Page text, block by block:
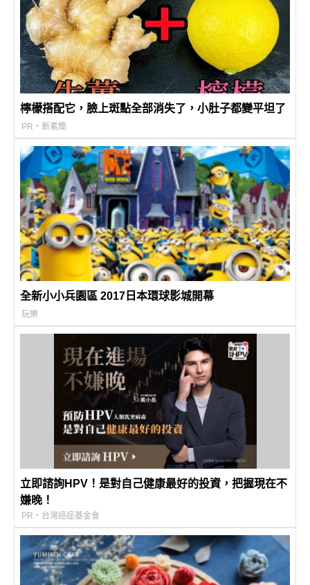
檸檬搭配它，臉上斑點全部消失了，小肚子都變平坦了
PR・新素簡
全新小小兵園區 2017日本環球影城開幕
玩樂
立即諮詢HPV！是對自己健康最好的投資，把握現在不
嫌晚！
PR・台灣癌症基金會